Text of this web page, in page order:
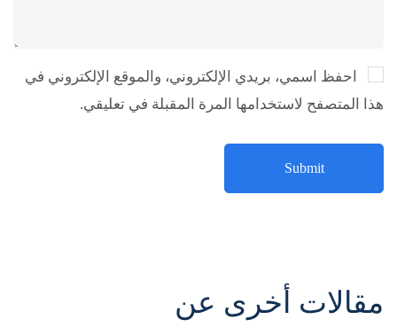
احفظ اسمي، بريدي الإلكتروني، والموقع الإلكتروني في
هذا المتصفح لاستخدامها المرة المقبلة في تعليقي.
مقالات أخرى عن